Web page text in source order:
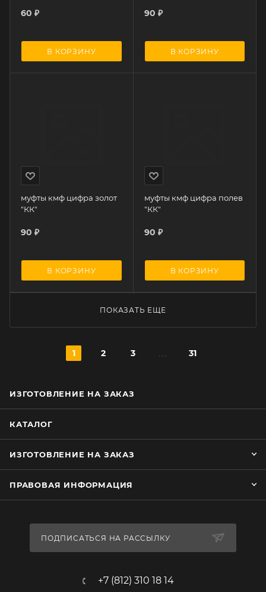
60 ₽
В КОРЗИНУ
90 ₽
В КОРЗИНУ
муфты кмф цифра золот
"КК"
90 ₽
В КОРЗИНУ
муфты кмф цифра полев
"КК"
90 ₽
В КОРЗИНУ
ПОКАЗАТЬ ЕЩЕ
1 2 3 31
ИЗГОТОВЛЕНИЕ НА ЗАКАЗ
КАТАЛОГ
ИЗГОТОВЛЕНИЕ НА ЗАКАЗ
ПРАВОВАЯ ИНФОРМАЦИЯ
ПОДПИСАТЬСЯ НА РАССЫЛКУ
+7 (812) 310 18 14